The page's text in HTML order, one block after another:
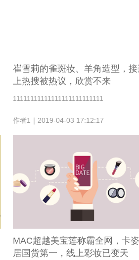
崔雪莉的雀斑妆、羊角造型，
上热搜被热议，欣赏不来
11111111111111111111111111
作者1｜2019-04-03 17:12:17
MAC超越美宝莲称霸全网，卡
居国货第一，线上彩妆已变天